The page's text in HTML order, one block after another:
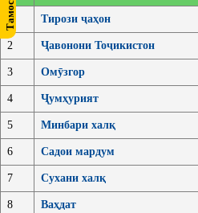
1 Тирози ҷаҳон
2 Ҷавонони Тоҷикистон
3 Омӯзгор
4 Ҷумҳурият
5 Минбари халқ
6 Садои мардум
7 Сухани халқ
8 Ваҳдат